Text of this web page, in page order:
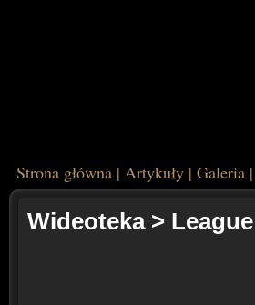
Strona główna | Artykuły | Galeria |
Wideoteka>